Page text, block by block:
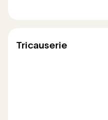
Tricauserie